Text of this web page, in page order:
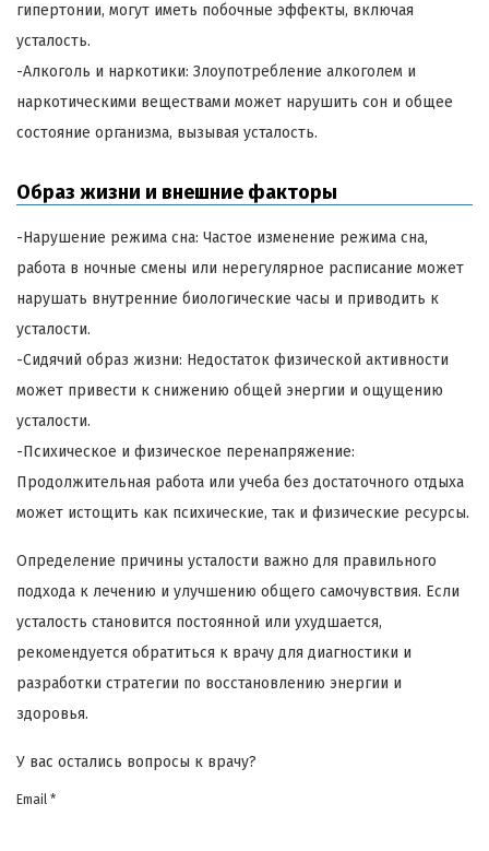
гипертонии, могут иметь побочные эффекты, включая
усталость.
-Алкоголь и наркотики: Злоупотребление алкоголем и
наркотическими веществами может нарушить сон и общее
состояние организма, вызывая усталость.
Образ жизни и внешние факторы
-Нарушение режима сна: Частое изменение режима сна,
работа в ночные смены или нерегулярное расписание может
нарушать внутренние биологические часы и приводить к
усталости.
-Сидячий образ жизни: Недостаток физической активности
может привести к снижению общей энергии и ощущению
усталости.
-Психическое и физическое перенапряжение:
Продолжительная работа или учеба без достаточного отдыха
может истощить как психические, так и физические ресурсы.
Определение причины усталости важно для правильного
подхода к лечению и улучшению общего самочувствия. Если
усталость становится постоянной или ухудшается,
рекомендуется обратиться к врачу для диагностики и
разработки стратегии по восстановлению энергии и
здоровья.
У вас остались вопросы к врачу?
Email *